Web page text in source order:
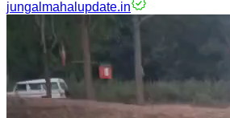
jungalmahalupdate.in